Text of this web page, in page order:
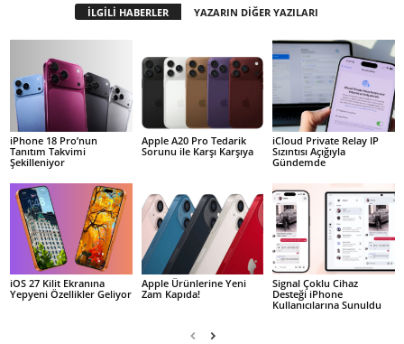
İLGİLİ HABERLER YAZARIN DİĞER YAZILARI
iPhone 18 Pro’nun
Tanıtım Takvimi
Şekilleniyor
Apple A20 Pro Tedarik
Sorunu ile Karşı Karşıya
iCloud Private Relay IP
Sızıntısı Açığıyla
Gündemde
iOS 27 Kilit Ekranına
Yepyeni Özellikler Geliyor
Apple Ürünlerine Yeni
Zam Kapıda!
Signal Çoklu Cihaz
Desteği iPhone
Kullanıcılarına Sunuldu